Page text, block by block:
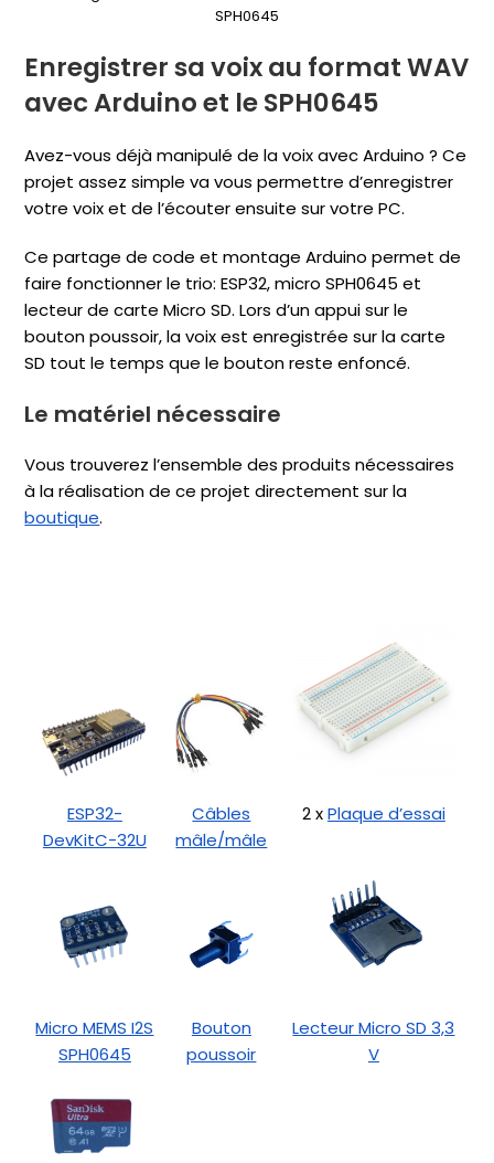
SPH0645
Enregistrer sa voix au format WAV
avec Arduino et le SPH0645
Avez-vous déjà manipulé de la voix avec Arduino ? Ce
projet assez simple va vous permettre d’enregistrer
votre voix et de l’écouter ensuite sur votre PC.
Ce partage de code et montage Arduino permet de
faire fonctionner le trio: ESP32, micro SPH0645 et
lecteur de carte Micro SD. Lors d’un appui sur le
bouton poussoir, la voix est enregistrée sur la carte
SD tout le temps que le bouton reste enfoncé.
Le matériel nécessaire
Vous trouverez l’ensemble des produits nécessaires
à la réalisation de ce projet directement sur la
boutique.
ESP32-
DevKitC-32U
Câbles
mâle/mâle
2 xPlaque d’essai
Micro MEMS I2S
SPH0645
Bouton
poussoir
Lecteur Micro SD 3,3
V